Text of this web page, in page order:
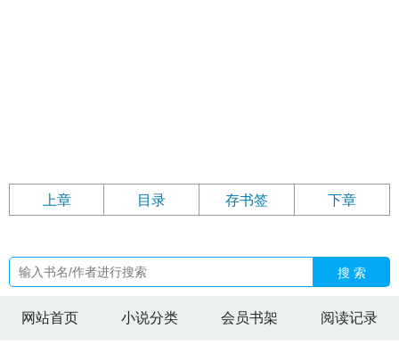
上章 目录 存书签 下章
搜 索
网站首页 小说分类 会员书架 阅读记录